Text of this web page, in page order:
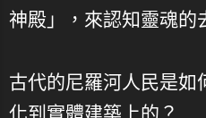
神殿」，來認知靈魂的
古代的尼羅河人民是如
化到實體建築上的？